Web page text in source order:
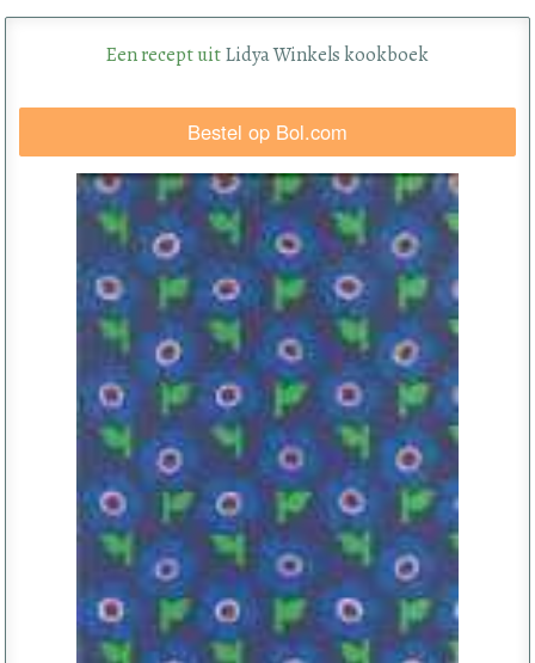
Een recept uitLidya Winkels kookboek
Bestel op Bol.com